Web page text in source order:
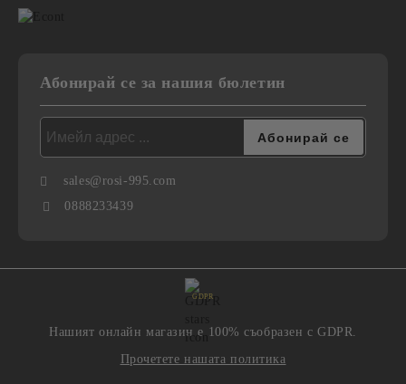
Абонирай се за нашия бюлетин
sales@rosi-995.com
0888233439
GDPR
Нашият онлайн магазин е 100% съобразен с GDPR.
Прочетете нашата политика